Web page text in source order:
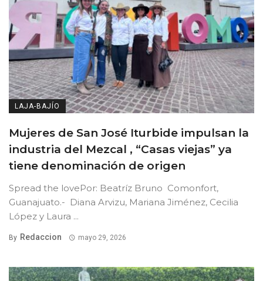
LAJA-BAJÍO
Mujeres de San José Iturbide impulsan la
industria del Mezcal , “Casas viejas” ya
tiene denominación de origen
Spread the lovePor: Beatríz Bruno Comonfort,
Guanajuato.- Diana Arvizu, Mariana Jiménez, Cecilia
López y Laura ...
By Redaccion mayo 29, 2026